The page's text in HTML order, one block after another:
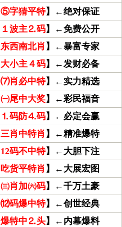
⑤字猜平特】←绝对保证
１波主⒉码】←免费公开
东西南北肖 】←暴富专家
大小主４码】←发财必备
⑺肖必中特】←实力精选
㈠尾中大奖】←彩民福音
⒈码防⒋码】←必定会赢
三肖中特肖 】←精准爆特
12码不中特】←大胆下注
吃货平特肖 】←大展宏图
㈢肖加㈥码】←千万土豪
⑿码爆中特】←创世经典
爆特中⒉头】←内幕爆料